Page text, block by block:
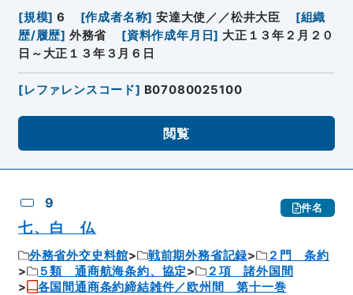
[規模] 6 [作成者名称] 安達大使／／松井大臣 [組織
歴/履歴] 外務省 [資料作成年月日] 大正１３年２月２０
日～大正１３年３月６日
[レファレンスコード] B07080025100
閲覧
9 件名
七、白 仏
外務省外交史料館 戦前期外務省記録
２門 条約
５類 通商航海条約、協定
２項 諸外国間
各国間通商条約締結雑件／欧州間 第十一巻